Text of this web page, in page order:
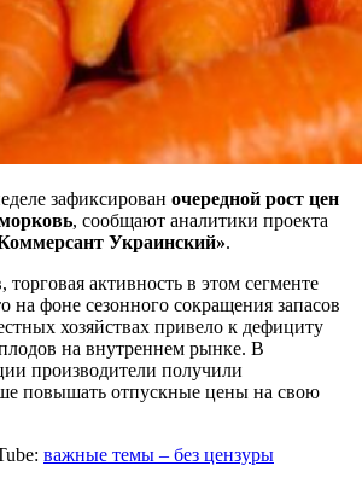
зафиксирован очередной рост цен
, сообщают аналитики проекта
Украинский».
активность в этом сегменте
на фоне сезонного сокращения запасов
хозяйствах привело к дефициту
на внутреннем рынке. В
производители получили
повышать отпускные цены на свою
важные темы – без цензуры